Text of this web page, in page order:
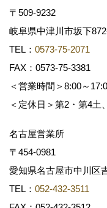
〒509-9232
岐阜県中津川市坂下
TEL： 0573-75-2071
FAX：0573-75-3381
＜営業時間＞8:00～
＜定休日＞第2・第4土
名古屋営業所
〒454-0981
愛知県名古屋市中川区
TEL： 052-432-3511